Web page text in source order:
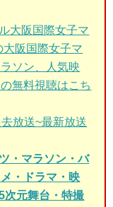
大阪国際女子マ
阪国際女子マ
ソン、人気映
無料視聴はこち
放送~最新放送
・マラソン・バ
・ドラマ・映
次元舞台・特撮